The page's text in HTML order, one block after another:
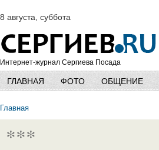
8 августа, суббота
Интернет-журнал Сергиева Посада
ГЛАВНАЯ ФОТО ОБЩЕНИЕ
Главная
***